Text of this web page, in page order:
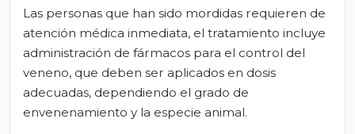
Las personas que han sido mordidas requieren de
atención médica inmediata, el tratamiento incluye
administración de fármacos para el control del
veneno, que deben ser aplicados en dosis
adecuadas, dependiendo el grado de
envenenamiento y la especie animal.